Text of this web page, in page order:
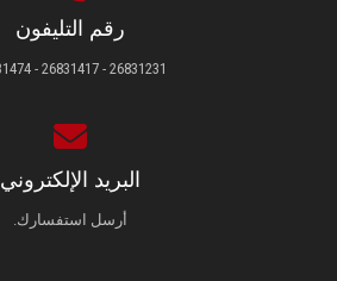
رقم التليفون
26831231 - 26831417 - 26831474
البريد الإلكتروني
أرسل استفسارك.